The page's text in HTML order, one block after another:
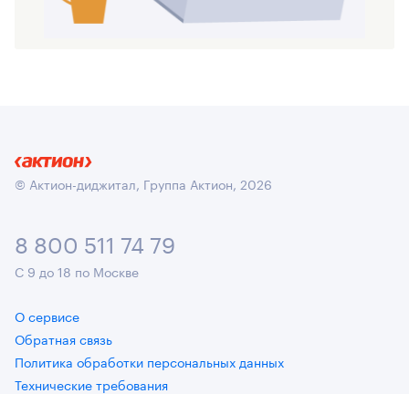
© Актион-диджитал, Группа Актион, 2026
8 800 511 74 79
С 9 до 18 по Москве
О сервисе
Обратная связь
Политика обработки персональных данных
Технические требования